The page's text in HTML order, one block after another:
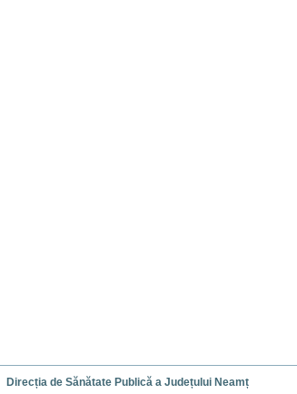
Direcția de Sănătate Publică a Județului Neamț